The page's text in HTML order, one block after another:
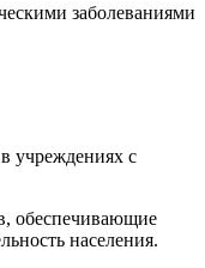
заболеваниями
учреждениях с
обеспечивающие
населения.